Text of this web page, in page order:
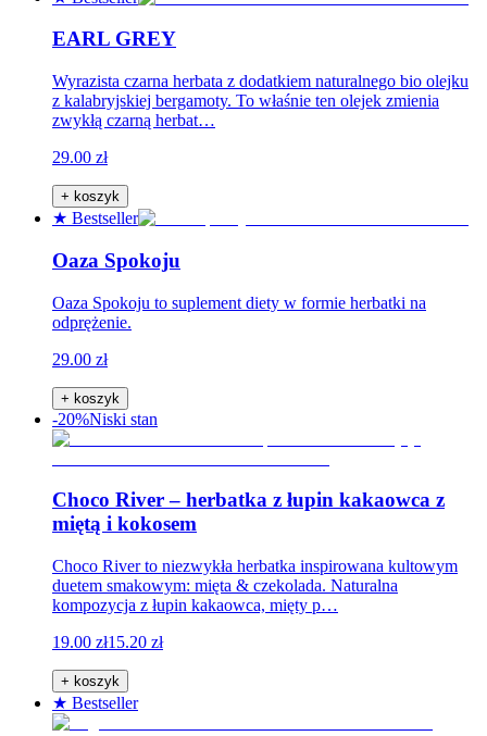
EARL GREY
Wyrazista czarna herbata z dodatkiem naturalnego bio olejku
z kalabryjskiej bergamoty. To właśnie ten olejek zmienia
zwykłą czarną herbat…
29.00 zł
+ koszyk
★ Bestseller
Oaza Spokoju
Oaza Spokoju to suplement diety w formie herbatki na
odprężenie.
29.00 zł
+ koszyk
-20%Niski stan
Choco River – herbatka z łupin kakaowca z
miętą i kokosem
Choco River to niezwykła herbatka inspirowana kultowym
duetem smakowym: mięta & czekolada. Naturalna
kompozycja z łupin kakaowca, mięty p…
19.00 zł15.20 zł
+ koszyk
★ Bestseller